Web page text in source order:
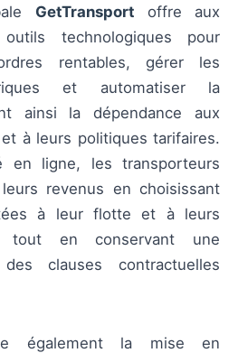
GetTransport offre aux
technologiques pour
rentables, gérer les
et automatiser la
ainsi la dépendance aux
à leurs politiques tarifaires.
en ligne, les transporteurs
revenus en choisissant
à leur flotte et à leurs
tout en conservant une
clauses contractuelles
également la mise en